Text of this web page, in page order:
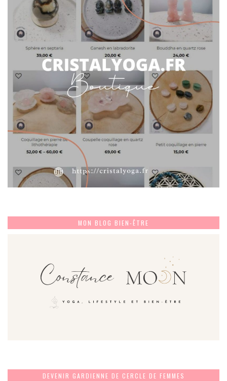
MON BLOG BIEN-ÊTRE
DEVENIR GARDIENNE DE CERCLE DE FEMMES